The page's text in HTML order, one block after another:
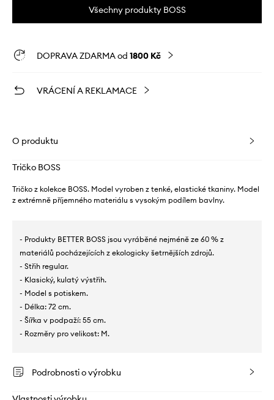
Všechny produkty BOSS
DOPRAVA ZDARMA od 1800 Kč
VRÁCENÍ A REKLAMACE
O produktu
Tričko BOSS
Tričko z kolekce BOSS. Model vyroben z tenké, elastické tkaniny. Model
z extrémně příjemného materiálu s vysokým podílem bavlny.
- Produkty BETTER BOSS jsou vyráběné nejméně ze 60 % z
materiálů pocházejících z ekologicky šetrnějších zdrojů.
- Střih regular.
- Klasický, kulatý výstřih.
- Model s potiskem.
- Délka: 72 cm.
- Šířka v podpaží: 55 cm.
- Rozměry pro velikost: M.
Podrobnosti o výrobku